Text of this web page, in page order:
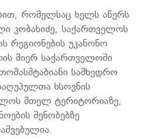
რომელსაც ხელს აწერს
კობახიძე, საქართველოს
რეგიონების უკანონო
მიერ საქართველოში
სამხედრო
ხსოვნის
მთელ ტერიტორიაზე,
შენობებზე